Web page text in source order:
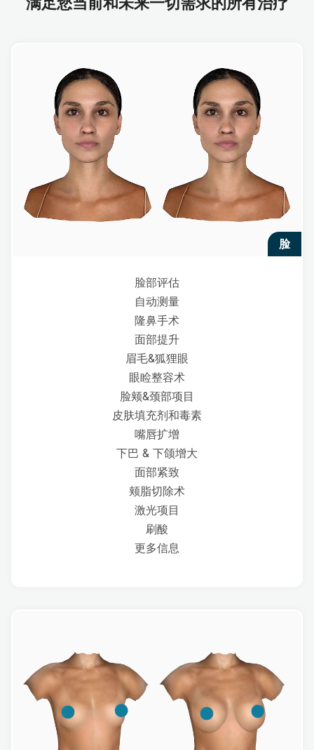
脸
脸部评估
自动测量
隆鼻手术
面部提升
眉毛&狐狸眼
眼睑整容术
脸颊&颈部项目
皮肤填充剂和毒素
嘴唇扩增
下巴 & 下颌增大
面部紧致
颊脂切除术
激光项目
刷酸
更多信息